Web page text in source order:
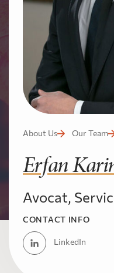
About Us Our Team
Erfan
Avocat,
CONTACT INFO
LinkedIn